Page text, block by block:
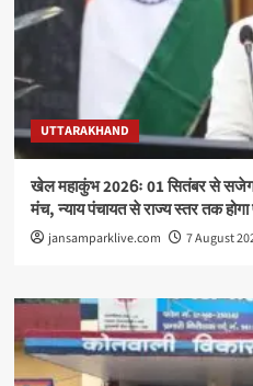
UTTARAKHAND
खेल महाकुंभ 2026ः 01 सितंबर से सजेगा
मंच, न्याय पंचायत से राज्य स्तर तक होगा
jansamparklive.com 7 August